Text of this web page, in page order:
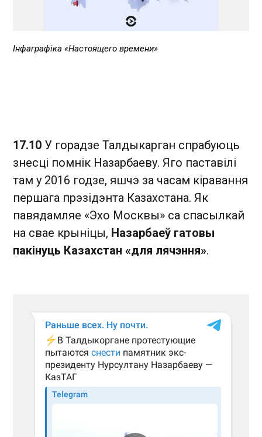
Інфаграфіка «Настоящего времени»
17.10 У горадзе Талдыкарган спрабуюць
знесці помнік Назарбаеву. Яго паставілі
там у 2016 годзе, яшчэ за часам кіравання
першага прэзідэнта Казахстана. Як
павядамляе «Эхо Москвы» са спасылкай
на свае крыніцы, Назарбаеў гатовы
пакінуць Казахстан «для лячэння».